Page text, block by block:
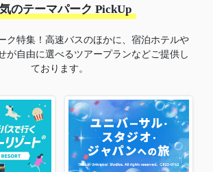
のテーマパーク PickUp
ク特集！高速バスのほかに、宿泊ホテルや
が自由に選べるツアープランなどご提供し
ております。